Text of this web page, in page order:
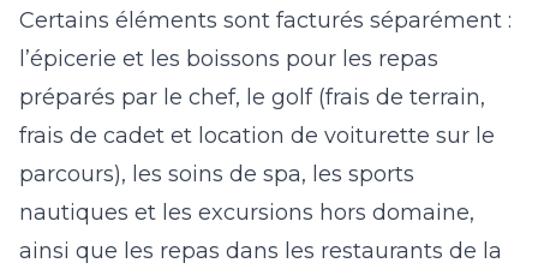
Certains éléments sont facturés séparément :
l’épicerie et les boissons pour les repas
préparés par le chef, le golf (frais de terrain,
frais de cadet et location de voiturette sur le
parcours), les soins de spa, les sports
nautiques et les excursions hors domaine,
ainsi que les repas dans les restaurants de la